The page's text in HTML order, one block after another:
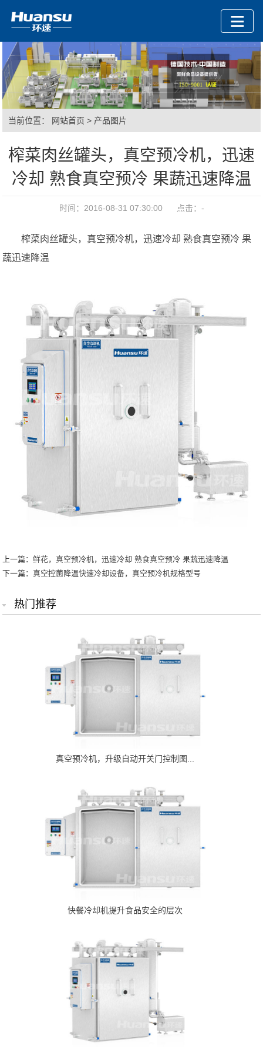
当前位置： 网站首页 > 产品图片
榨菜肉丝罐头，真空预冷机，迅速
冷却 熟食真空预冷 果蔬迅速降温
时间：2016-08-31 07:30:00 点击： -
榨菜肉丝罐头，真空预冷机，迅速冷却 熟食真空预冷 果
蔬迅速降温
上一篇：鲜花，真空预冷机，迅速冷却 熟食真空预冷 果蔬迅速降温
下一篇：真空控菌降温快速冷却设备，真空预冷机规格型号
热门推荐
真空预冷机，升级自动开关门控制图...
快餐冷却机提升食品安全的层次